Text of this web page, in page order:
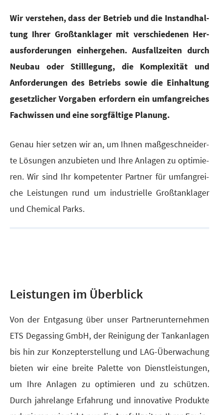
Wir ver­ste­hen, dass der Betrieb und die Instand­hal­
tung Ihrer Groß­tan­kla­ger mit ver­schie­de­nen Her­
aus­for­de­run­gen ein­her­ge­hen. Aus­fall­zei­ten durch
Neu­bau oder Still­le­gung, die Kom­ple­xi­tät und
Anfor­de­run­gen des Betriebs sowie die Ein­hal­tung
gesetz­li­cher Vor­ga­ben erfor­dern ein umfang­rei­ches
Fach­wis­sen und eine sorg­fäl­ti­ge Planung.
Genau hier set­zen wir an, um Ihnen maß­ge­schnei­der­
te Lösun­gen anzu­bie­ten und Ihre Anla­gen zu opti­mie­
ren. Wir sind Ihr kom­pe­ten­ter Part­ner für umfang­rei­
che Leis­tun­gen rund um indus­tri­el­le Groß­tan­kla­ger
und Che­mi­cal Parks.
Leistungen im Überblick
Von der Ent­gasung über unser Part­ner­un­ter­neh­men
ETS Degas­sing GmbH, der Rei­ni­gung der Tank­an­la­gen
bis hin zur Kon­zept­erstel­lung und LAG-Über­wa­chung
bie­ten wir eine brei­te Palet­te von Dienst­leis­tun­gen,
um Ihre Anla­gen zu opti­mie­ren und zu schüt­zen.
Durch jah­re­lan­ge Erfah­rung und inno­va­ti­ve Pro­duk­te